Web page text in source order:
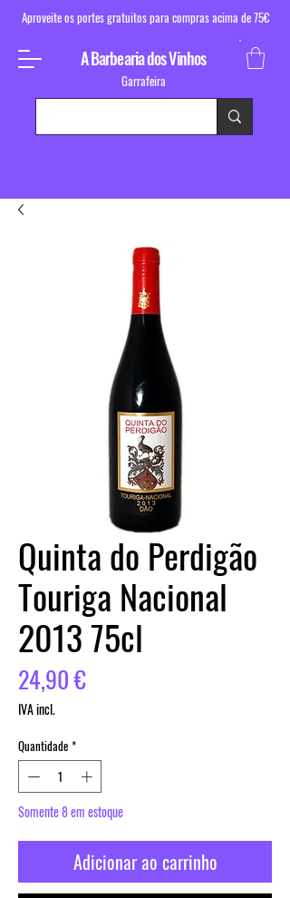
Aproveite os portes gratuitos para compras acima de 75€
A Barbearia dos Vinhos
Garrafeira
Quinta do Perdigão
Touriga Nacional
2013 75cl
24,90 €Preço
IVA incl.
Quantidade *
Somente 8 em estoque
Adicionar ao carrinho